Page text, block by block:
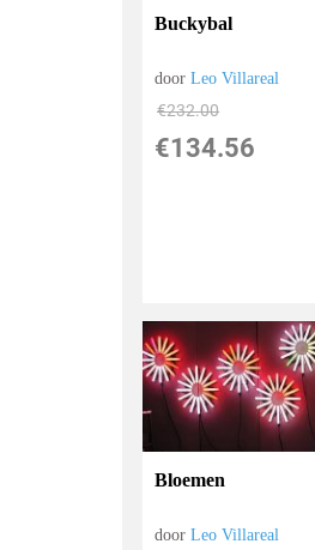
Buckybal
doorLeo Villareal
€232.00
€134.56
Bloemen
doorLeo Villareal